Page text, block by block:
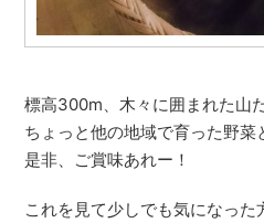
標高300m、木々に囲まれた山
ちょっと他の地域で育った野菜
是非、ご賞味あれー！
これを見て少しでも気になった